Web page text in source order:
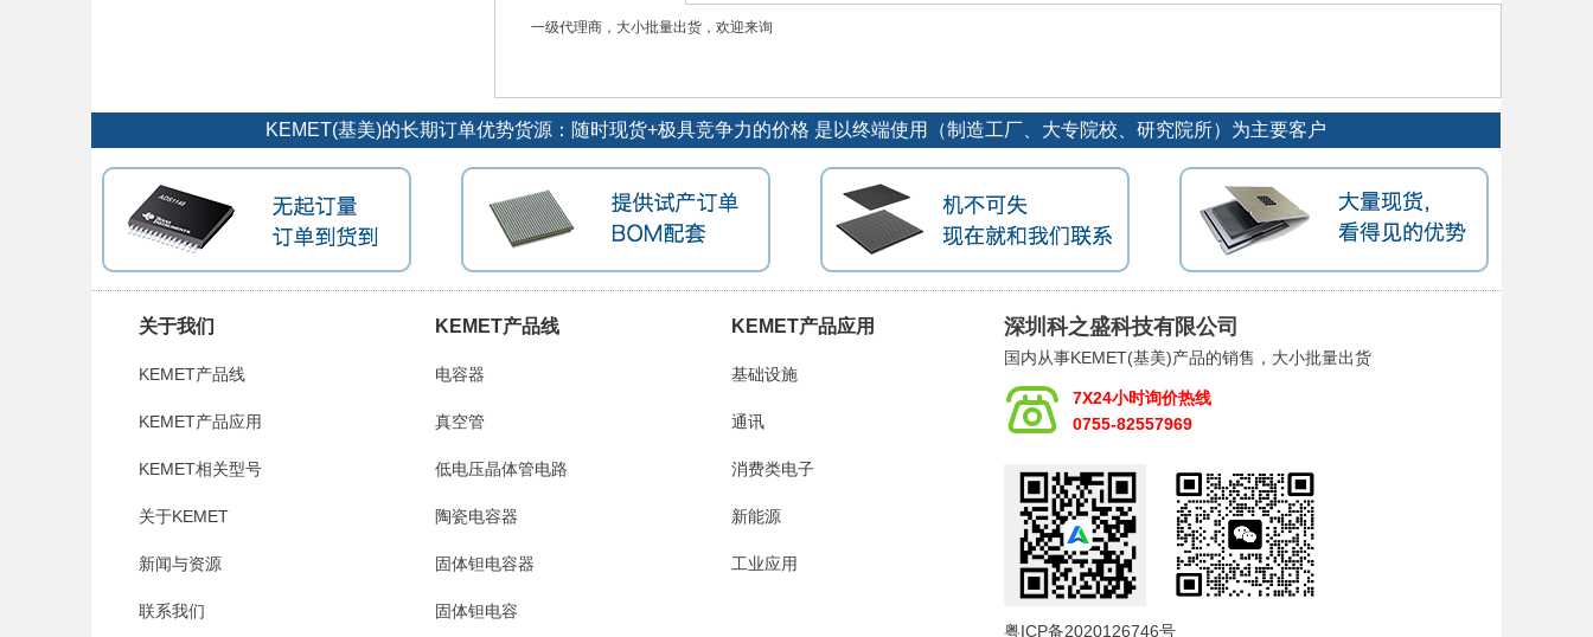
一级代理商，大小批量出货，欢迎来询
KEMET(基美)的长期订单优势货源：随时现货+极具竞争力的价格 是以终端使用（制造工厂、大专院校、研究院所）为主要客户
关于我们
KEMET产品线
KEMET产品应用
KEMET相关型号
关于KEMET
新闻与资源
联系我们
KEMET产品线
电容器
真空管
低电压晶体管电路
陶瓷电容器
固体钽电容器
固体钽电容
KEMET产品应用
基础设施
通讯
消费类电子
新能源
工业应用
深圳科之盛科技有限公司
国内从事KEMET(基美)产品的销售，大小批量出货
7X24小时询价热线
0755-82557969
粤ICP备2020126746号